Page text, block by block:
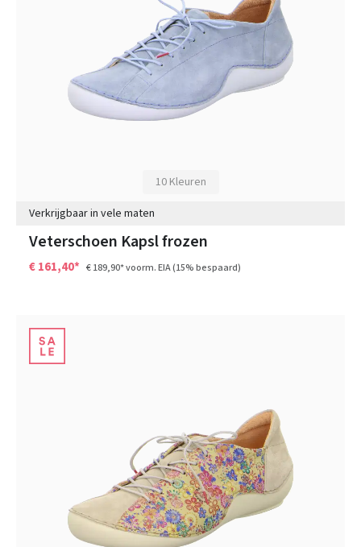
10 Kleuren
Verkrijgbaar in vele maten
Veterschoen Kapsl frozen
€ 161,40* € 189,90*voorm. EIA(15% bespaard)